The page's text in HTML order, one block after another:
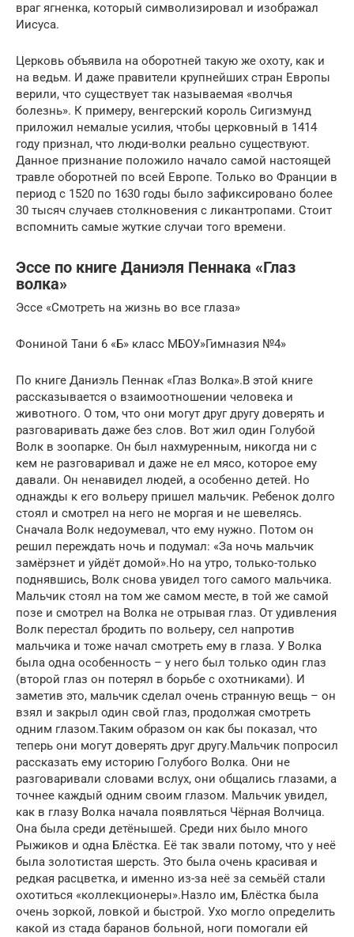
враг ягненка, который символизировал и изображал
Иисуса.
Церковь объявила на оборотней такую же охоту, как и
на ведьм. И даже правители крупнейших стран Европы
верили, что существует так называемая «волчья
болезнь». К примеру, венгерский король Сигизмунд
приложил немалые усилия, чтобы церковный в 1414
году признал, что люди-волки реально существуют.
Данное признание положило начало самой настоящей
травле оборотней по всей Европе. Только во Франции в
период с 1520 по 1630 годы было зафиксировано более
30 тысяч случаев столкновения с ликантропами. Стоит
вспомнить самые жуткие случаи того времени.
Эссе по книге Даниэля Пеннака «Глаз
волка»
Эссе «Смотреть на жизнь во все глаза»
Фониной Тани 6 «Б» класс МБОУ»Гимназия №4»
По книге Даниэль Пеннак «Глаз Волка».В этой книге
рассказывается о взаимоотношении человека и
животного. О том, что они могут друг другу доверять и
разговаривать даже без слов. Вот жил один Голубой
Волк в зоопарке. Он был нахмуренным, никогда ни с
кем не разговаривал и даже не ел мясо, которое ему
давали. Он ненавидел людей, а особенно детей. Но
однажды к его вольеру пришел мальчик. Ребенок долго
стоял и смотрел на него не моргая и не шевелясь.
Сначала Волк недоумевал, что ему нужно. Потом он
решил переждать ночь и подумал: «За ночь мальчик
замёрзнет и уйдёт домой».Но на утро, только-только
поднявшись, Волк снова увидел того самого мальчика.
Мальчик стоял на том же самом месте, в той же самой
позе и смотрел на Волка не отрывая глаз. От удивления
Волк перестал бродить по вольеру, сел напротив
мальчика и тоже начал смотреть ему в глаза. У Волка
была одна особенность – у него был только один глаз
(второй глаз он потерял в борьбе с охотниками). И
заметив это, мальчик сделал очень странную вещь – он
взял и закрыл один свой глаз, продолжая смотреть
одним глазом.Таким образом он как бы показал, что
теперь они могут доверять друг другу.Мальчик попросил
рассказать ему историю Голубого Волка. Они не
разговаривали словами вслух, они общались глазами, а
точнее каждый одним своим глазом. Мальчик увидел,
как в глазу Волка начала появляться Чёрная Волчица.
Она была среди детёнышей. Среди них было много
Рыжиков и одна Блёстка. Её так звали потому, что у неё
была золотистая шерсть. Это была очень красивая и
редкая расцветка, и именно из-за неё за семьёй стали
охотиться «коллекционеры».Назло им, Блёстка была
очень зоркой, ловкой и быстрой. Ухо могло определить
какой из стада баранов больной, ноги помогали ей